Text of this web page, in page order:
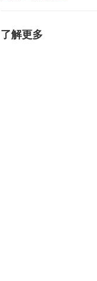
了解更多